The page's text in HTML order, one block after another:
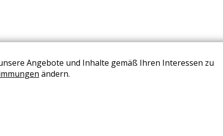
Angebote und Inhalte gemäß Ihren Interessen zu
ändern.
VEREINBAREN